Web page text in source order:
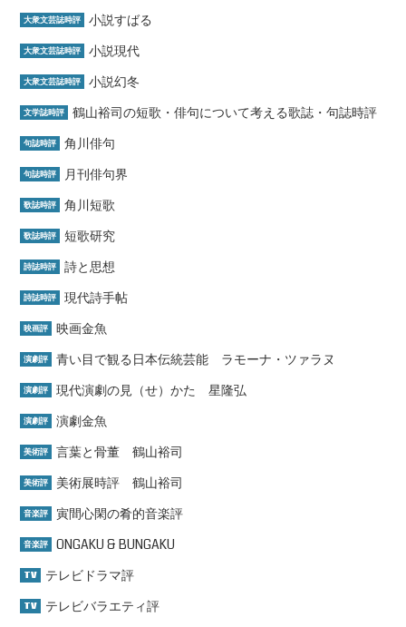
大衆文芸誌時評 小説すばる
大衆文芸誌時評 小説現代
大衆文芸誌時評 小説幻冬
文学誌時評 鶴山裕司の短歌・俳句について考える歌誌・句誌時評
句誌時評 角川俳句
句誌時評 月刊俳句界
歌誌時評 角川短歌
歌誌時評 短歌研究
詩誌時評 詩と思想
詩誌時評 現代詩手帖
映画評 映画金魚
演劇評 青い目で観る日本伝統芸能 ラモーナ・ツァラヌ
演劇評 現代演劇の見（せ）かた 星隆弘
演劇評 演劇金魚
美術評 言葉と骨董 鶴山裕司
美術評 美術展時評 鶴山裕司
音楽評 寅間心閑の肴的音楽評
音楽評 ONGAKU & BUNGAKU
TV テレビドラマ評
TV テレビバラエティ評